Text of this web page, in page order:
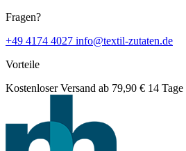
Fragen?
+49 4174 4027 info@textil-zutaten.de
Vorteile
Kostenloser Versand ab 79,90 € 14